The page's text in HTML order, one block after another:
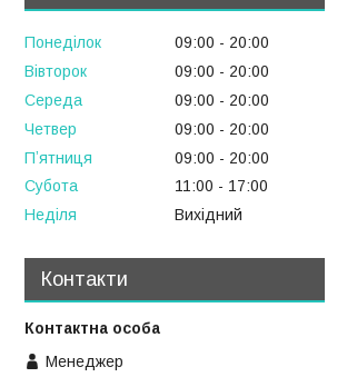
Понеділок 09:00
20:00
Вівторок
09:00
20:00
Середа
09:00
20:00
Четвер
09:00
20:00
Пʼятниця
09:00
20:00
Субота
11:00
17:00
Неділя
Вихідний
Контакти
Менеджер